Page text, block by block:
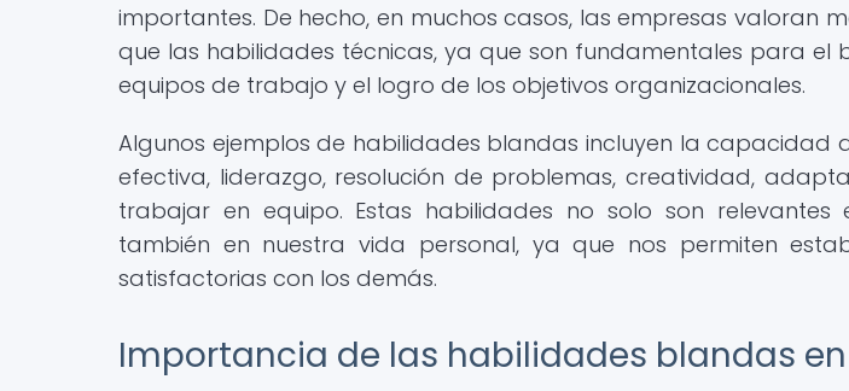
importantes. De hecho, en muchos casos, las empresas valoran
que las habilidades técnicas, ya que son fundamentales para el
equipos de trabajo y el logro de los objetivos organizacionales.
Algunos ejemplos de habilidades blandas incluyen la capacidad
efectiva, liderazgo, resolución de problemas, creatividad,
trabajar en equipo. Estas habilidades no solo son
también en nuestra vida personal, ya que nos permiten
satisfactorias con los demás.
Importancia de las habilidades blandas